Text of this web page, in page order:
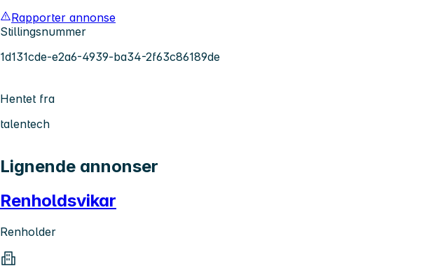
Rapporter annonse
Stillingsnummer
1d131cde-e2a6-4939-ba34-2f63c86189de
Hentet fra
talentech
Lignende annonser
Renholdsvikar
Renholder